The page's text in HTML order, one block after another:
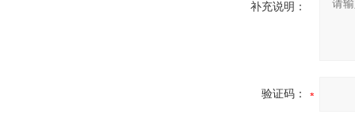
补充说明：
验证码：